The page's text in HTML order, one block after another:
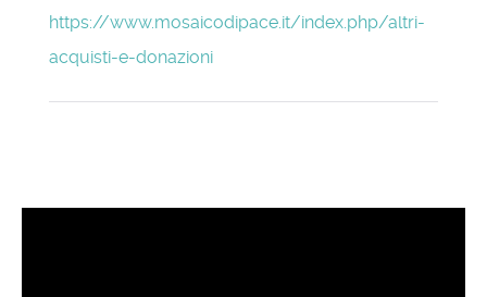
https://www.mosaicodipace.it/index.php/altri-
acquisti-e-donazioni